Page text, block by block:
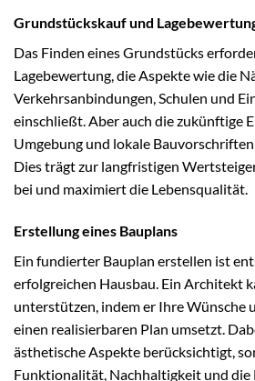
Grundstückskauf und
Das Finden eines Grundstücks
Lagebewertung, die Aspekte wie die
Verkehrsanbindungen, Schulen und
einschließt. Aber auch die zukünftige
Umgebung und lokale
Dies trägt zur langfristigen
bei und maximiert die Lebensqualität.
Erstellung eines Bauplans
Ein fundierter Bauplan erstellen ist
erfolgreichen Hausbau. Ein Architekt
unterstützen, indem er Ihre Wünsche
einen realisierbaren Plan umsetzt.
ästhetische Aspekte berücksichtigt,
Funktionalität, Nachhaltigkeit und die